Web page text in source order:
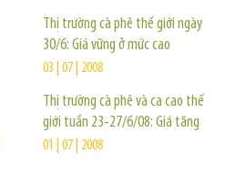
Thị trường cà phê thế giới ngày
30/6: Giá vững ở mức cao
03 | 07 | 2008
Thị trường cà phê và ca cao thế
giới tuần 23-27/6/08: Giá tăng
01 | 07 | 2008